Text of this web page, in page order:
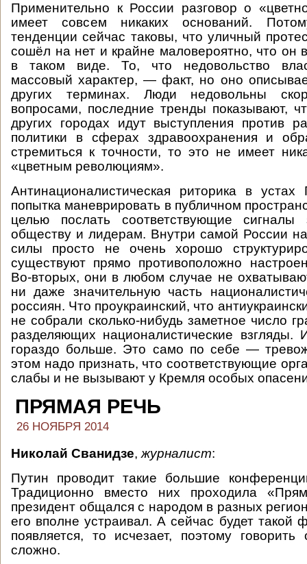
Применительно к России разговор о
имеет совсем никаких оснований.
тенденции сейчас таковы, что уличный
сошёл на нет и крайне маловероятно, что он
в таком виде. То, что недовольство
массовый характер, — факт, но оно
других терминах. Люди недовольны
вопросами, последние тренды показывают,
других городах идут выступления против
политики в сферах здравоохранения и
стремиться к точности, то это не имеет
«цветным революциям».
Антинационалистическая риторика в
попытка маневрировать в публичном
целью послать соответствующие сигналы
обществу и лидерам. Внутри самой России
силы просто не очень хорошо
существуют прямо противоположно
Во-вторых, они в любом случае не
ни даже значительную часть
россиян. Что проукраинский, что
не собрали сколько-нибудь заметное число
разделяющих националистические
гораздо больше. Это само по себе —
этом надо признать, что соответствующие
слабы и не вызывают у Кремля особых
ПРЯМАЯ РЕЧЬ
26 НОЯБРЯ 2014
Николай Сванидзе, журналист:
Путин проводит такие большие
Традиционно вместо них проходила
президент общался с народом в разных
его вполне устраивал. А сейчас будет такой
появляется, то исчезает, поэтому
сложно.